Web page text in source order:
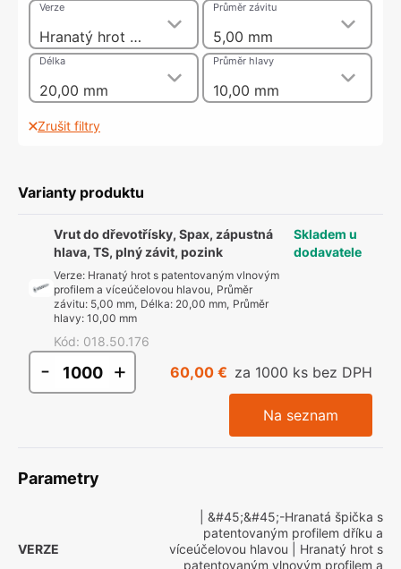
Hranatý hrot s patentovaným vlnovým profilem a víceúčelovou hlavou
Verze
5,00 mm
Průměr závitu
20,00 mm
Délka
10,00 mm
Průměr hlavy
Zrušit filtry
Varianty produktu
Vrut do dřevotřísky, Spax, zápustná
hlava, TS, plný závit, pozink
Verze: Hranatý hrot s patentovaným vlnovým
profilem a víceúčelovou hlavou, Průměr
závitu: 5,00 mm, Délka: 20,00 mm, Průměr
hlavy:10,00 mm
Kód: 018.50.176
Skladem u
dodavatele
- + 60,00 € za 1000 ks bez DPH
Na seznam
Parametry
VERZE
| &#45;&#45;-Hranatá špička s
patentovaným profilem dříku a
víceúčelovou hlavou | Hranatý hrot s
patentovaným vlnovým profilem a